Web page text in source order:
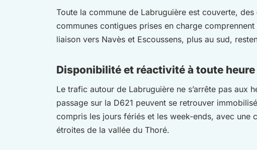
Toute la commune de Labruguière est couverte,
communes contigues prises en charge
liaison vers Navès et Escoussens, plus au sud,
Disponibilité et réactivité à toute heure
Le trafic autour de Labruguière ne s’arrête pas aux
passage sur la D621 peuvent se retrouver
compris les jours fériés et les week-ends, avec une
étroites de la vallée du Thoré.